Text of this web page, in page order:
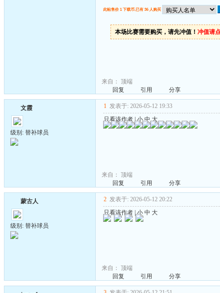
此帖售价 1 下载币,已有 36 人购买
本场比赛需要购买，请先冲值！ 冲值请
来自： 顶端
回复
引用 分享
文霞
级别: 替补球员
1 发表于: 2026-05-12 19:33
只看该作者 |小 中 大
来自： 顶端
回复
引用 分享
蒙古人
级别: 替补球员
2 发表于: 2026-05-12 20:22
只看该作者 |小 中 大
来自： 顶端
回复
引用 分享